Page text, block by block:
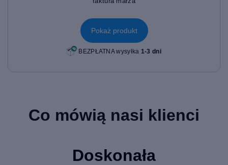
Pokaż produkt
BEZPŁATNA wysyłka 1-3 dni
Co mówią nasi klienci
Doskonała